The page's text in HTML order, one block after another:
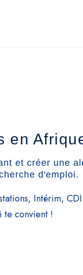
en
et créer une
d'emploi.
Intérim,
te convient !